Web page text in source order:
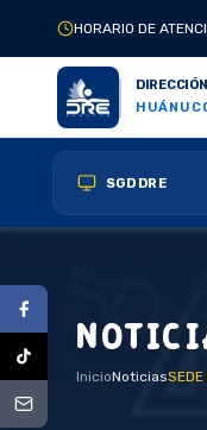
HORARIO DE
SGD DRE
InicioNoticias